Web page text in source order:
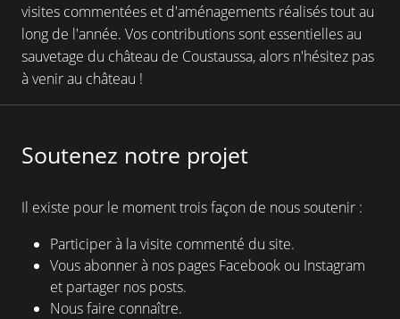
visites commentées et d'aménagements réalisés tout au
long de l'année. Vos contributions sont essentielles au
sauvetage du château de Coustaussa, alors n'hésitez pas
à venir au château !
Soutenez notre projet
Il existe pour le moment trois façon de nous soutenir :
Participer à la visite commenté du site.
Vous abonner à nos pages Facebook ou Instagram
et partager nos posts.
Nous faire connaître.